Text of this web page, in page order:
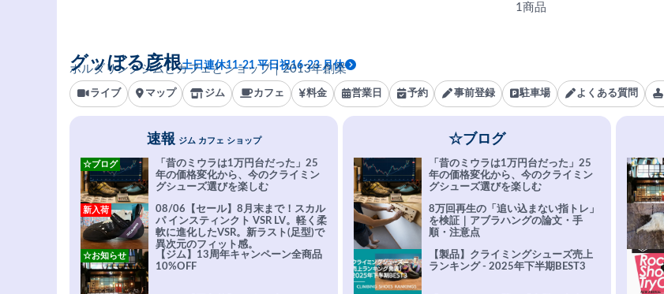
1商品
ボルダリングジムとカフェとショップ｜2013年創業
グッぼる彦根土日連休11-21 平日祝16-23 月休
ライブ マップ ジム カフェ 料金 営業日 予約 事前登録 駐車場 よくある質問
速報 ジム カフェ ショップ
「昔のミウラは1万円台だった」25
年の価格変化から、今のクライミン
グシューズ選びを楽しむ
☆ブログ
08/06【セール】8月末まで！スカル
パ インスティンクト VSR LV。軽く柔
軟に進化したVSR。新ラスト(足型)で
異次元のフィット感。
新入荷
【ジム】13周年キャンペーン全商品
10%OFF
☆お知らせ
☆ブログ
「昔のミウラは1万円台だった」25
年の価格変化から、今のクライミン
グシューズ選びを楽しむ
8万回再生の「追い込まない指トレ」
を検証｜アブラハングの論文・手
順・注意点
【製品】クライミングシューズ売上
ランキング - 2025年下半期BEST3